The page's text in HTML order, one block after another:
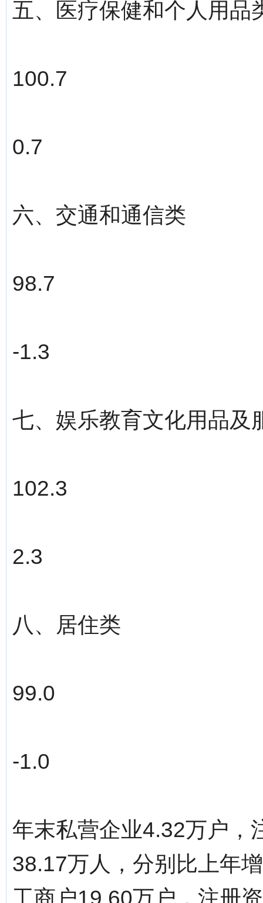
五、医疗保健和个人用品
100.7
0.7
六、交通和通信类
98.7
-1.3
七、娱乐教育文化用品及
102.3
2.3
八、居住类
99.0
-1.0
年末私营企业4.32万户，
38.17万人，分别比上年
工商户19.60万户，注册